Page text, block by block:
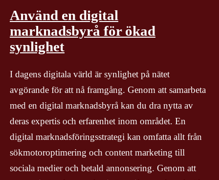
Använd en digital
marknadsbyrå för ökad
synlighet
I dagens digitala värld är synlighet på nätet
avgörande för att nå framgång. Genom att samarbeta
med en digital marknadsbyrå kan du dra nytta av
deras expertis och erfarenhet inom området. En
digital marknadsföringsstrategi kan omfatta allt från
sökmotoroptimering och content marketing till
sociala medier och betald annonsering. Genom att